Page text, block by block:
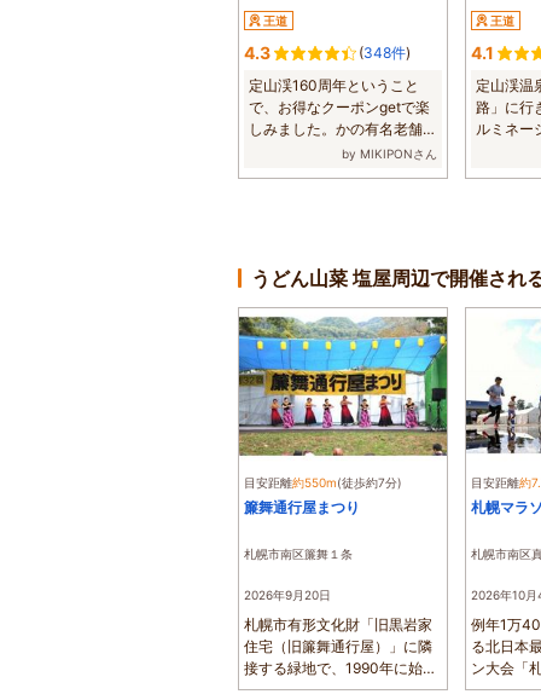
王道
4.3 (348件)
定山渓160周年ということ
で、お得なクーポンgetで楽
しみました。かの有名老舗の
ふる川。一度行っ...by MIKIPONさん
王道
4.1
定山渓温
路」に行
ルミネー
うどん山菜 塩屋周辺で開催され
目安距離約550m(徒歩約7分)
簾舞通行屋まつり
札幌市南区簾舞１条
2026年9月20日
札幌市有形文化財「旧黒岩家
住宅（旧簾舞通行屋）」に隣
接する緑地で、1990年に始ま
った秋祭りが...
目安距離約
札幌マラ
札幌市南区
2026年10月
例年1万
る北日本
ン大会「
真駒内セ